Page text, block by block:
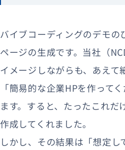
バイブコーディングのデモの
ページの生成です。当社（
イメージしながらも、あえて
「簡易的な企業HPを作って
ます。すると、たったこれだ
作成してくれました。
しかし、その結果は「想定